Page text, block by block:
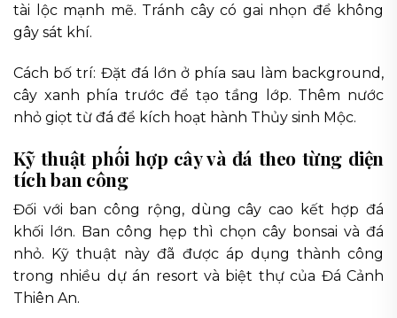
tài lộc mạnh mẽ. Tránh cây có gai nhọn để không
gây sát khí.
Cách bố trí: Đặt đá lớn ở phía sau làm background,
cây xanh phía trước để tạo tầng lớp. Thêm nước
nhỏ giọt từ đá để kích hoạt hành Thủy sinh Mộc.
Kỹ thuật phối hợp cây và đá theo từng diện
tích ban công
Đối với ban công rộng, dùng cây cao kết hợp đá
khối lớn. Ban công hẹp thì chọn cây bonsai và đá
nhỏ. Kỹ thuật này đã được áp dụng thành công
trong nhiều dự án resort và biệt thự của Đá Cảnh
Thiên An.